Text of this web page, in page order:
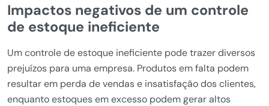
Impactos negativos de um controle
de estoque ineficiente
Um controle de estoque ineficiente pode trazer diversos
prejuízos para uma empresa. Produtos em falta podem
resultar em perda de vendas e insatisfação dos clientes,
enquanto estoques em excesso podem gerar altos